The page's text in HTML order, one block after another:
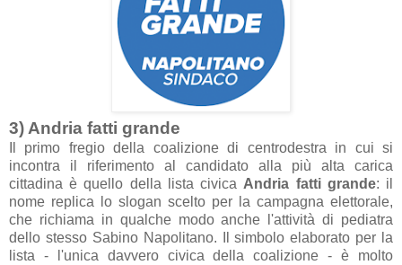
3) Andria fatti grande
Il primo fregio della coalizione di centrodestra in cui si
incontra il riferimento al candidato alla più alta carica
cittadina è quello della lista civica Andria fatti grande: il
nome replica lo slogan scelto per la campagna elettorale,
che richiama in qualche modo anche l'attività di pediatra
dello stesso Sabino Napolitano. Il simbolo elaborato per la
lista - l'unica davvero civica della coalizione - è molto